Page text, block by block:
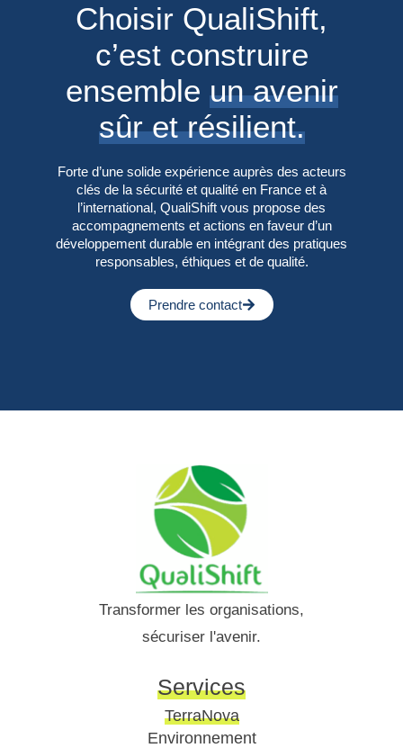
Choisir QualiShift,
c’est construire
ensemble un avenir
sûr et résilient.
Forte d’une solide expérience auprès des acteurs
clés de la sécurité et qualité en France et à
l’international, QualiShift vous propose des
accompagnements et actions en faveur d’un
développement durable en intégrant des pratiques
responsables, éthiques et de qualité.
Prendre contact
Transformer les organisations,
sécuriser l'avenir.
Services
TerraNova
Environnement